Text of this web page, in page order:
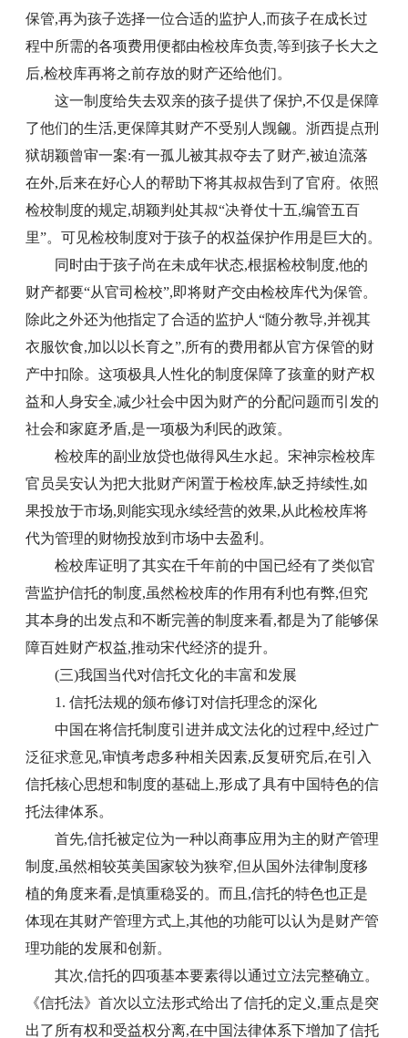
保管,再为孩子选择一位合适的监护人,而孩子在成长过
程中所需的各项费用便都由检校库负责,等到孩子长大之
后,检校库再将之前存放的财产还给他们。
这一制度给失去双亲的孩子提供了保护,不仅是保障
了他们的生活,更保障其财产不受别人觊觎。浙西提点刑
狱胡颖曾审一案:有一孤儿被其叔夺去了财产,被迫流落
在外,后来在好心人的帮助下将其叔叔告到了官府。依照
检校制度的规定,胡颖判处其叔“决脊仗十五,编管五百
里”。可见检校制度对于孩子的权益保护作用是巨大的。
同时由于孩子尚在未成年状态,根据检校制度,他的
财产都要“从官司检校”,即将财产交由检校库代为保管。
除此之外还为他指定了合适的监护人“随分教导,并视其
衣服饮食,加以以长育之”,所有的费用都从官方保管的财
产中扣除。这项极具人性化的制度保障了孩童的财产权
益和人身安全,减少社会中因为财产的分配问题而引发的
社会和家庭矛盾,是一项极为利民的政策。
检校库的副业放贷也做得风生水起。宋神宗检校库
官员吴安认为把大批财产闲置于检校库,缺乏持续性,如
果投放于市场,则能实现永续经营的效果,从此检校库将
代为管理的财物投放到市场中去盈利。
检校库证明了其实在千年前的中国已经有了类似官
营监护信托的制度,虽然检校库的作用有利也有弊,但究
其本身的出发点和不断完善的制度来看,都是为了能够保
障百姓财产权益,推动宋代经济的提升。
(三)我国当代对信托文化的丰富和发展
1. 信托法规的颁布修订对信托理念的深化
中国在将信托制度引进并成文法化的过程中,经过广
泛征求意见,审慎考虑多种相关因素,反复研究后,在引入
信托核心思想和制度的基础上,形成了具有中国特色的信
托法律体系。
首先,信托被定位为一种以商事应用为主的财产管理
制度,虽然相较英美国家较为狭窄,但从国外法律制度移
植的角度来看,是慎重稳妥的。而且,信托的特色也正是
体现在其财产管理方式上,其他的功能可以认为是财产管
理功能的发展和创新。
其次,信托的四项基本要素得以通过立法完整确立。
《信托法》首次以立法形式给出了信托的定义,重点是突
出了所有权和受益权分离,在中国法律体系下增加了信托